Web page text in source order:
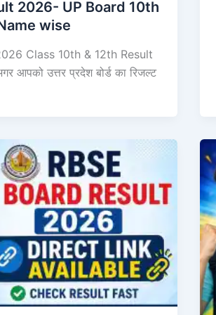
2026- UP Board 10th
wise
Class 10th & 12th Result
आपको उत्तर प्रदेश बोर्ड का रिजल्ट